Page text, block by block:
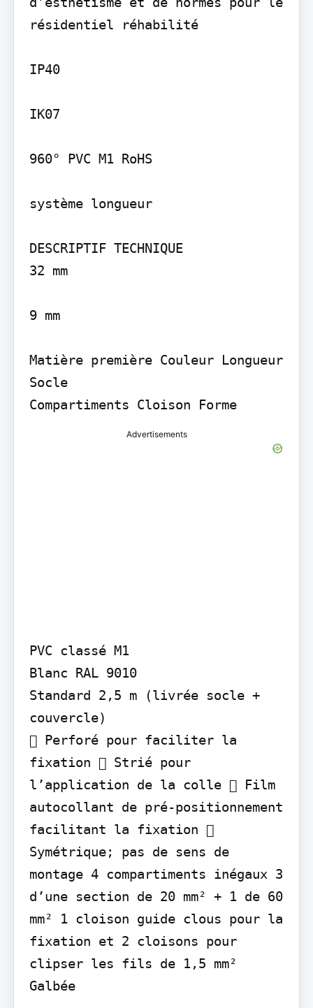
résidentiel réhabilité
IP40
IK07
960° PVC M1 RoHS
système longueur
DESCRIPTIF TECHNIQUE
32 mm
9 mm
Matière première Couleur Longueur
Socle
Compartiments Cloison Forme
Advertisements
PVC classé M1
Blanc RAL 9010
Standard 2,5 m (livrée socle +
couvercle)
 Perforé pour faciliter la
fixation  Strié pour
l’application de la colle  Film
autocollant de pré-positionnement
facilitant la fixation 
Symétrique; pas de sens de
montage 4 compartiments inégaux 3
d’une section de 20 mm² + 1 de 60
mm² 1 cloison guide clous pour la
fixation et 2 cloisons pour
clipser les fils de 1,5 mm²
Galbée